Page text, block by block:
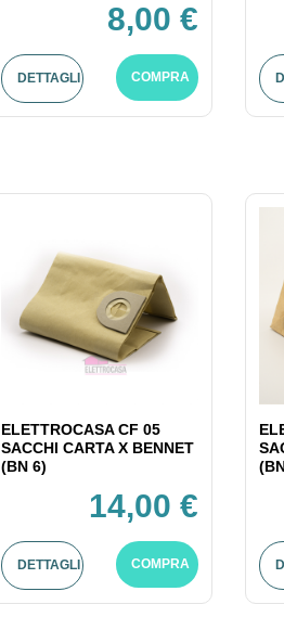
8,00 €
DETTAGLI COMPRA
ELETTROCASA CF 05
SACCHI CARTA X BENNET
(BN 6)
14,00 €
DETTAGLI COMPRA